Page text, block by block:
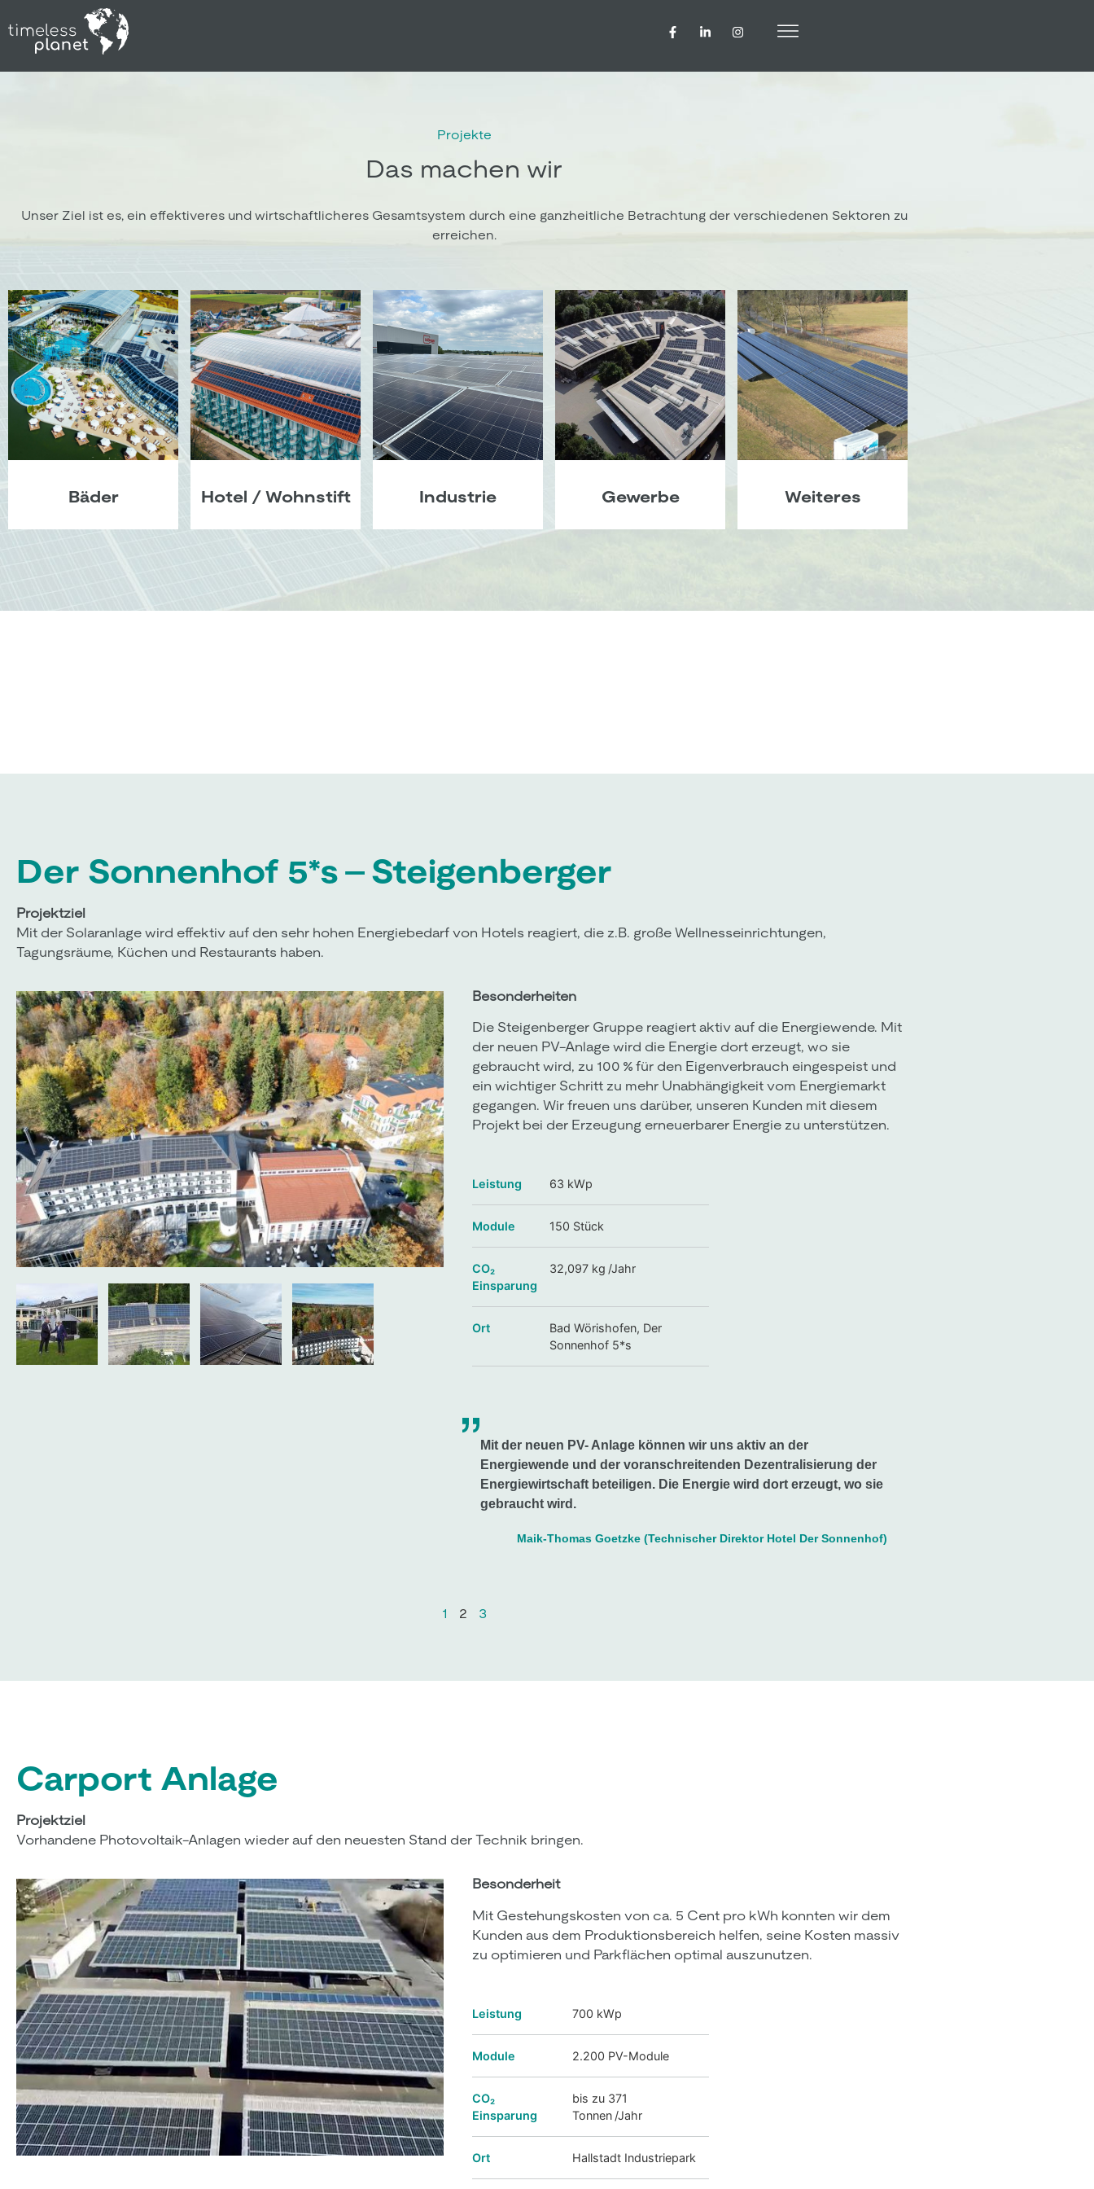
Projekte
Das machen wir
Unser Ziel ist es, ein effektiveres und wirtschaftlicheres Gesamtsystem durch eine ganzheitliche Betrachtung der verschiedenen Sektoren zu
erreichen.
Bäder Hotel / Wohnstift Industrie Gewerbe Weiteres
Der Sonnenhof 5*s – Steigenberger
Projektziel
Mit der Solaranlage wird effektiv auf den sehr hohen Energiebedarf von Hotels reagiert, die z.B. große Wellnesseinrichtungen,
Tagungsräume, Küchen und Restaurants haben.
Besonderheiten
Die Steigenberger Gruppe reagiert aktiv auf die Energiewende. Mit
der neuen PV-Anlage wird die Energie dort erzeugt, wo sie
gebraucht wird, zu 100 % für den Eigenverbrauch eingespeist und
ein wichtiger Schritt zu mehr Unabhängigkeit vom Energiemarkt
gegangen. Wir freuen uns darüber, unseren Kunden mit diesem
Projekt bei der Erzeugung erneuerbarer Energie zu unterstützen.
Leistung 63 kWp
Module 150 Stück
CO₂
Einsparung
32,097 kg /Jahr
Ort
Bad Wörishofen, Der
Sonnenhof 5*s
Mit der neuen PV- Anlage können wir uns aktiv an der
Energiewende und der voranschreitenden Dezentralisierung der
Energiewirtschaft beteiligen. Die Energie wird dort erzeugt, wo sie
gebraucht wird.
Maik-Thomas Goetzke (Technischer Direktor Hotel Der Sonnenhof)
1 2 3
Carport Anlage
Projektziel
Vorhandene Photovoltaik-Anlagen wieder auf den neuesten Stand der Technik bringen.
Besonderheit
Mit Gestehungskosten von ca. 5 Cent pro kWh konnten wir dem
Kunden aus dem Produktionsbereich helfen, seine Kosten massiv
zu optimieren und Parkflächen optimal auszunutzen.
Leistung 700 kWp
Module 2.200 PV-Module
CO₂
Einsparung
bis zu 371
Tonnen /Jahr
Ort Hallstadt Industriepark